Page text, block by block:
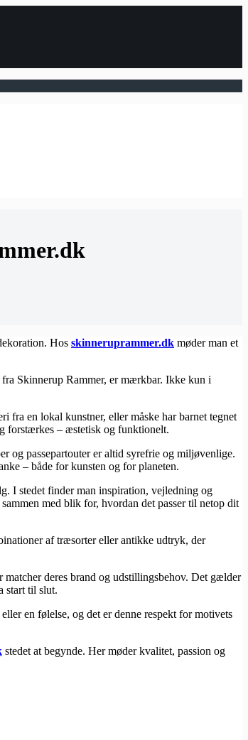
Hos ​skinneruprammer.dk møder man et
Skinnerup Rammer, er mærkbar. Ikke kun i
fra en lokal kunstner, eller måske har barnet tegnet
forstærkes – æstetisk og funktionelt.
og passepartouter er altid syrefrie og miljøvenlige.
– både for kunsten og for planeten.
I stedet finder man inspiration, vejledning og
med blik for, hvordan det passer til netop dit
af træsorter eller antikke udtryk, der
deres brand og udstillingsbehov. Det gælder
start til slut.
en følelse, og det er denne respekt for motivets
stedet at begynde. Her møder kvalitet, passion og